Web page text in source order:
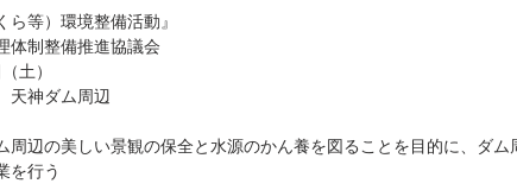
ら等）環境整備活動』
体制整備推進協議会
土）
天神ダム周辺
周辺の美しい景観の保全と水源のかん養を図ることを目的に、ダ
を行う